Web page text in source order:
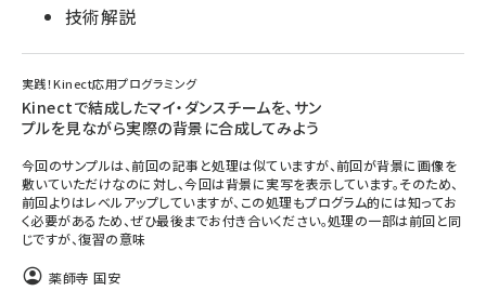
技術解説
実践！Kinect応用プログラミング
Kinectで結成したマイ・ダンスチームを、サン
プルを見ながら実際の背景に合成してみよう
今回のサンプルは、前回の記事と処理は似ていますが、前回が背景に画像を
敷いていただけなのに対し、今回は背景に実写を表示しています。そのため、
前回よりはレベルアップしていますが、この処理もプログラム的には知ってお
く必要があるため、ぜひ最後までお付き合いください。処理の一部は前回と同
じですが、復習の意味
薬師寺 国安